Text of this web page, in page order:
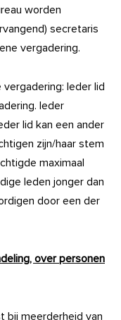
worden
secretaris
vergadering.
vergadering: Ieder lid
Ieder
lid kan een ander
zijn/haar stem
maximaal
leden jonger dan
door een der
over personen
bij meerderheid van